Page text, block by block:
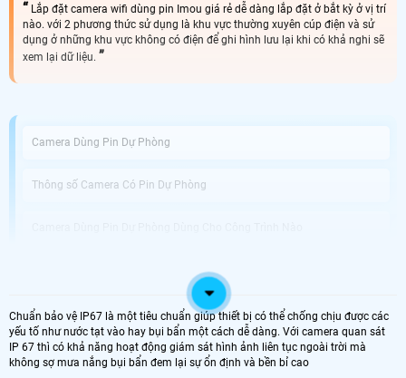
Lắp đặt camera wifi dùng pin Imou giá rẻ dễ dàng lắp đặt ở bắt kỳ ở vị trí
nào. với 2 phương thức sử dụng là khu vực thường xuyên cúp điện và sử
dụng ở những khu vực không có điện để ghi hình lưu lại khi có khả nghi sẽ
xem lại dữ liệu.
Camera Dùng Pin Dự Phòng
Thông số Camera Có Pin Dự Phòng
An Thành Phát Bán Camera Dùng Pin Phòng Uy Tín
Được phát triển với công nghệ tiên tiến, Camera Tích Hợp Pin Dự Phòng không
chỉ là thiết bị giám sát vị trí chuyên dụng mà còn giải pháp hoàn hảo cho
những tình huống mất điện hoặc thiếu nguồn điện. Với khả năng hoạt động
dựa trên pin tích hợp, bạn có thể dễ dàng di chuyển và sử dụng camera tại
Chuẩn bảo vệ IP67 là một tiêu chuẩn giúp thiết bị có thể chống chịu được các
yếu tố như nước tạt vào hay bụi bẩn một cách dễ dàng. Với camera quan sát
IP 67 thì có khả năng hoạt động giám sát hình ảnh liên tục ngoài trời mà
không sợ mưa nắng bụi bẩn đem lại sự ổn định và bền bỉ cao